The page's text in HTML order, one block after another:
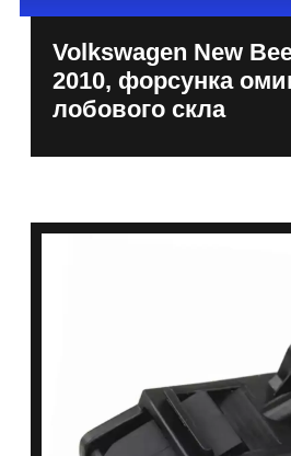
Volkswagen New
2010, форсунка
лобового скла